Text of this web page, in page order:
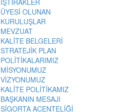
İŞTİRAKLER
ÜYESİ OLUNAN
KURULUŞLAR
MEVZUAT
KALİTE BELGELERİ
STRATEJİK PLAN
POLİTİKALARIMIZ
MİSYONUMUZ
VİZYONUMUZ
KALİTE POLİTİKAMIZ
BAŞKANIN MESAJI
SİGORTA ACENTELİĞİ